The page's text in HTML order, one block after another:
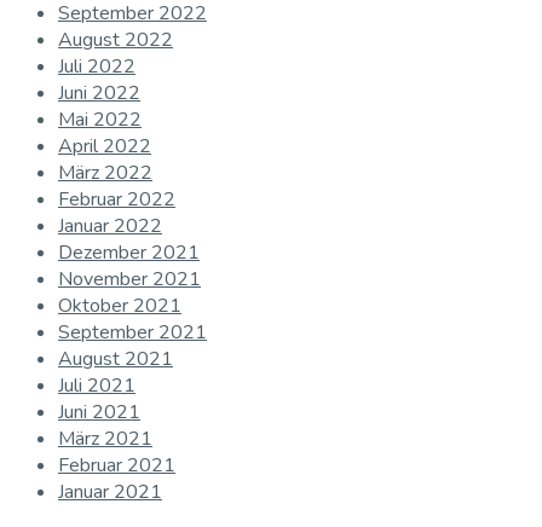
September 2022
August 2022
Juli 2022
Juni 2022
Mai 2022
April 2022
März 2022
Februar 2022
Januar 2022
Dezember 2021
November 2021
Oktober 2021
September 2021
August 2021
Juli 2021
Juni 2021
März 2021
Februar 2021
Januar 2021